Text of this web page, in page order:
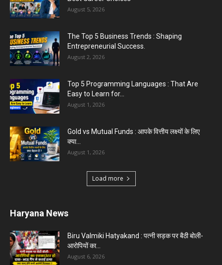
August 5, 2026
The Top 5 Business Trends : Shaping
Entrepreneurial Success.
August 2, 2026
Top 5 Programming Languages : That Are
Easy to Learn for...
August 1, 2026
Gold vs Mutual Funds : आपके वित्तीय लक्ष्यों के लिए
क्या...
August 1, 2026
Load more
Haryana News
Biru Valmiki Hatyakand : पत्नी सड़क पर बैठी बोली-
आरोपियों का...
August 6, 2026